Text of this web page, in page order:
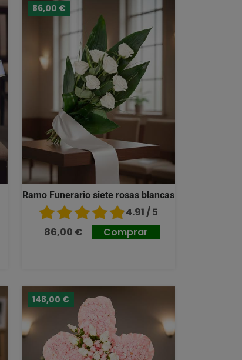
86,00 €
Ramo Funerario siete rosas blancas
4.91 / 5
86,00 €
Comprar
148,00 €